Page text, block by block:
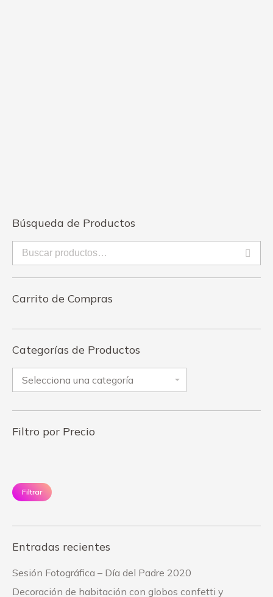
Búsqueda de Productos
Carrito de Compras
Categorías de Productos
Filtro por Precio
Filtrar
Entradas recientes
Sesión Fotográfica – Día del Padre 2020
Decoración de habitación con globos confetti y